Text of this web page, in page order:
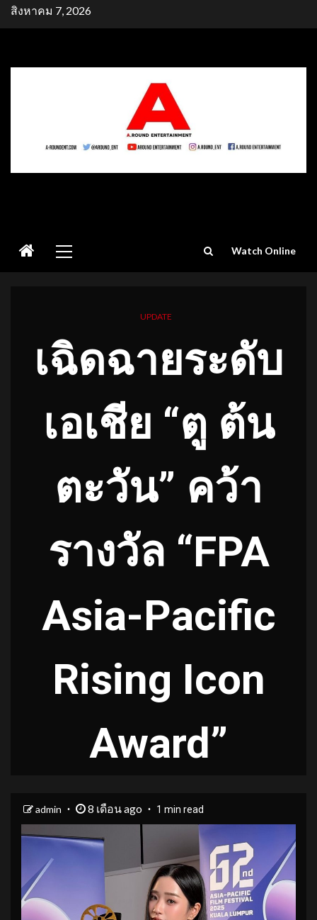
Skipสิงหาคม 7, 2026
Menu
Watch Online
UPDATE
เฉิดฉายระดับ
เอเชีย “ตู ต้น
ตะวัน” คว้า
รางวัล “FPA
Asia-Pacific
Rising Icon
Award”
admin 8 เดือน ago 1 min read